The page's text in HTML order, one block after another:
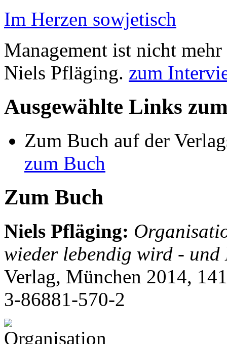
Im Herzen sowjetisch
Management ist nicht
Niels Pfläging. zum
Ausgewählte Links
Zum Buch auf der
zum Buch
Zum Buch
Niels Pfläging:
wieder lebendig wird -
Verlag, München 2014,
3-86881-570-2